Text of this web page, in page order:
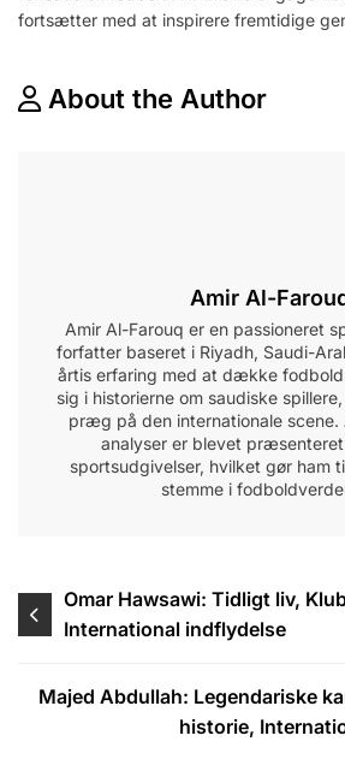
fortsætter med at inspirere fremtidige
About the Author
Amir Al-
Amir Al-Farouq er en passioneret
forfatter baseret i Riyadh, Saudi-
årtis erfaring med at dække fodbold
sig i historierne om saudiske
præg på den internationale scene.
analyser er blevet
sportsudgivelser, hvilket gør ham
stemme i
Post
navigation
Omar Hawsawi: Tidligt liv,
International indflydelse
Majed Abdullah: Legendariske
historie,